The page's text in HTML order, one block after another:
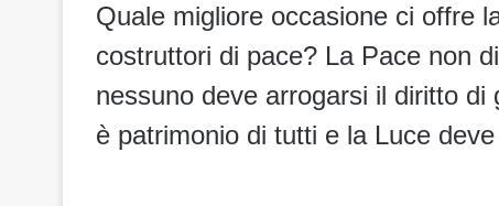
Quale migliore occasione ci offre
costruttori di pace? La Pace non
nessuno deve arrogarsi il diritto
è patrimonio di tutti e la Luce